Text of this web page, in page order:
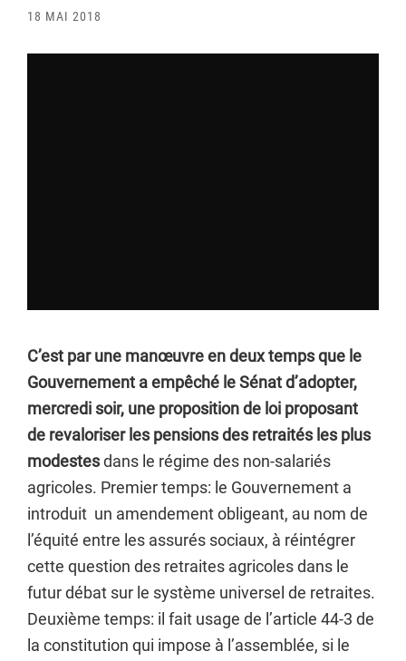
18 MAI 2018
C’est par une manœuvre en deux temps que le
Gouvernement a empêché le Sénat d’adopter,
mercredi soir, une proposition de loi proposant
de revaloriser les pensions des retraités les plus
modestesdans le régime des non-salariés
agricoles. Premier temps: le Gouvernement a
introduit un amendement obligeant, au nom de
l’équité entre les assurés sociaux, à réintégrer
cette question des retraites agricoles dans le
futur débat sur le système universel de retraites.
Deuxième temps: il fait usage de l’article 44-3 de
la constitution qui impose à l’assemblée, si le